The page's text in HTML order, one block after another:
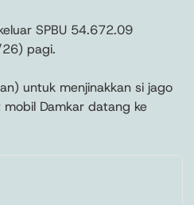
SPBU 54.672.09
pagi.
untuk menjinakkan si jago
Damkar datang ke